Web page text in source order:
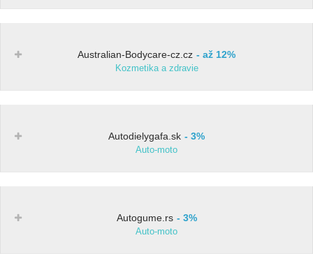
Australian-Bodycare-cz.cz až 12%
Kozmetika a zdravie
Autodielygafa.sk 3%
Auto-moto
Autogume.rs 3%
Auto-moto